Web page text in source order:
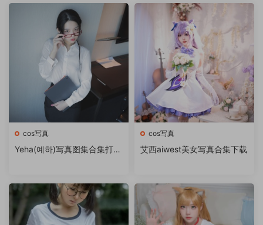
cos写真
Yeha(예하)写真图集合集打包
cos写真
艾西aiwest美女写真合集下载